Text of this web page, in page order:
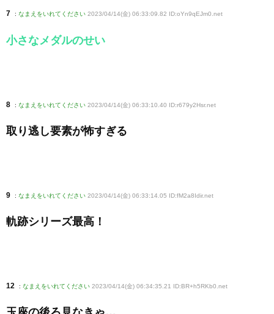
7 : なまえをいれてください 2023/04/14(金) 06:33:09.82 ID:oYn9qEJm0.net
小さなメダルのせい
8 : なまえをいれてください 2023/04/14(金) 06:33:10.40 ID:r679y2Hsr.net
取り逃し要素が怖すぎる
9 : なまえをいれてください 2023/04/14(金) 06:33:14.05 ID:fM2a8Idir.net
軌跡シリーズ最高！
12 : なまえをいれてください 2023/04/14(金) 06:34:35.21 ID:BR+h5RKb0 .net